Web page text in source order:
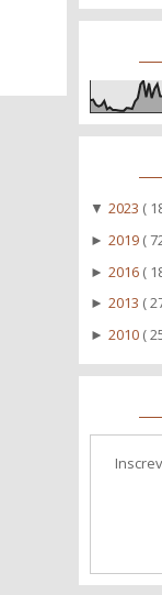
▼2023 (
►2019 (
►2016 (
►2013 (
►2010 (